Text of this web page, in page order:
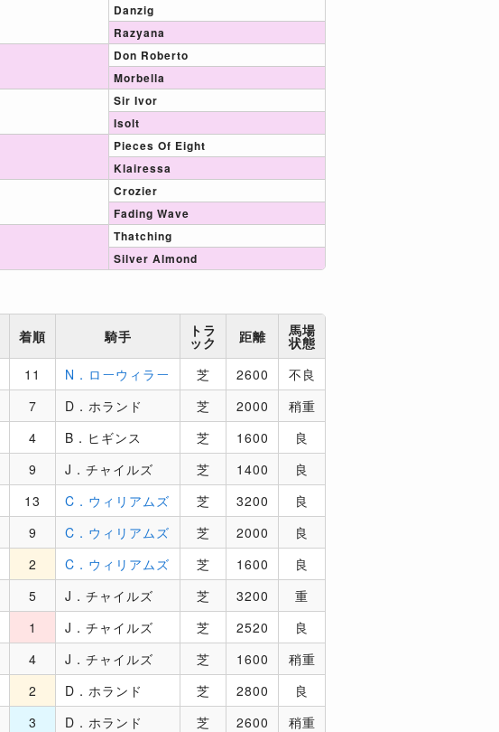
Danzig
Razyana
Don Roberto
Morbella
Sir Ivor
Isolt
Pieces Of Eight
Klairessa
Crozier
Fading Wave
Thatching
Silver Almond
着順 騎手 トラ
ック 距離 馬場
状態
11 N．ローウィラー 芝 2600
不良
7 D．ホランド 芝 2000
稍重
4 B．ヒギンス 芝 1600
良
9 J．チャイルズ 芝 1400
良
13 C．ウィリアムズ 芝 3200
良
9 C．ウィリアムズ 芝 2000
良
2 C．ウィリアムズ 芝 1600
良
5 J．チャイルズ 芝 3200
重
1 J．チャイルズ 芝 2520
良
4 J．チャイルズ 芝 1600
稍重
2 D．ホランド 芝 2800
良
3 D．ホランド 芝 2600
稍重